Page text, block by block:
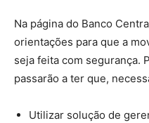
Na página do Banco
orientações para que a
seja feita com segurança.
passarão a ter que,
Utilizar solução de